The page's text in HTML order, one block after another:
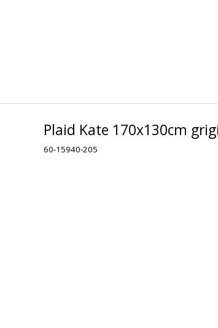
Plaid Kate 170x130cm
60-15940-205